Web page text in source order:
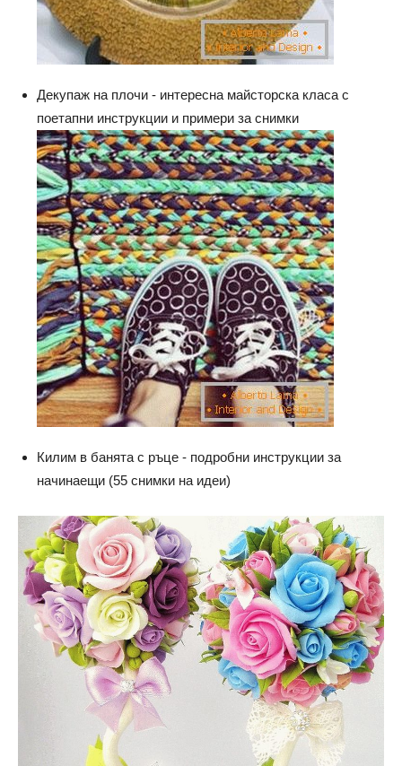
Декупаж на плочи - интересна майсторска класа с
поетапни инструкции и примери за снимки
Килим в банята с ръце - подробни инструкции за
начинаещи (55 снимки на идеи)